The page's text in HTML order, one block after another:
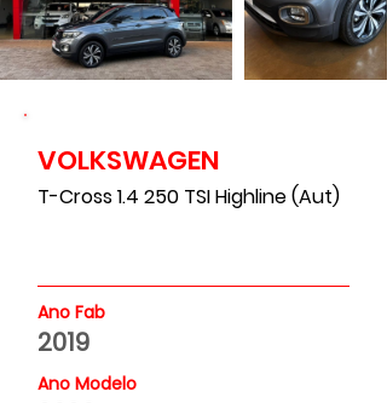
VOLKSWAGEN
88400
T-Cross 1.4 250 TSI Highline (Aut)
Ano Fab
2019
Ano Modelo